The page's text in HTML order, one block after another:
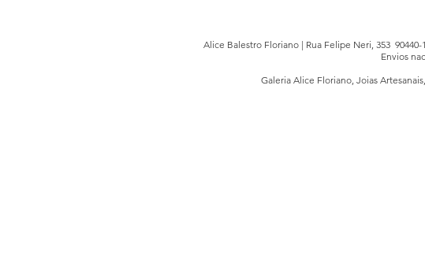
Alice Balestro Floriano | Rua Felipe Neri, 353
Envios
Galeria Alice Floriano, Joias